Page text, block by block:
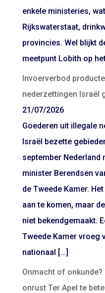
enkele ministeries,
Rijkswaterstaat,
provincies. Wel blijkt
meetpunt Lobith op
Invoerverbod
nederzettingen Israël
21/07/2026
Goederen uit illegale
Israël bezette
september Nederland
minister Berendsen
de Tweede Kamer.
aan te komen, maar
niet bekendgemaakt.
Tweede Kamer vroeg
nationaal […]
Onmacht of
onrust Ter Apel te